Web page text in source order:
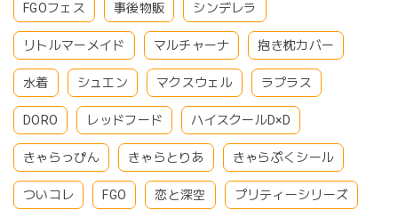
FGOフェス 事後物販 シンデレラ
リトルマーメイド マルチャーナ 抱き枕カバー
水着 シュエン マクスウェル ラプラス
DORO レッドフード ハイスクールD×D
きゃらっぴん きゃらとりあ きゃらぷくシール
ついコレ FGO 恋と深空 プリティーシリーズ